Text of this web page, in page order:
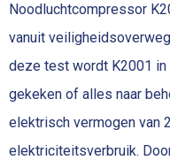
Noodluchtcompressor
vanuit
deze test wordt K2001
gekeken of alles naar
elektrisch vermogen van
elektriciteitsverbruik.